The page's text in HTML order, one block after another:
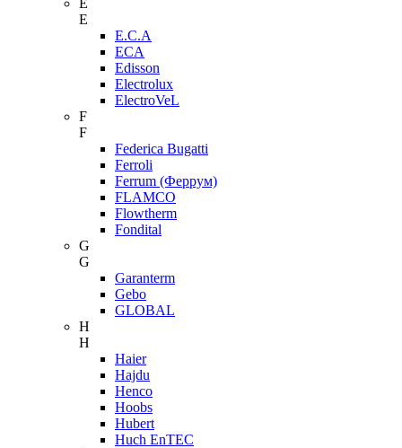
E
E
E.C.A
ECA
Edisson
Electrolux
ElectroVeL
F
F
Federica Bugatti
Ferroli
Ferrum (Феррум)
FLAMCO
Flowtherm
Fondital
G
G
Garanterm
Gebo
GLOBAL
H
H
Haier
Hajdu
Henco
Hoobs
Hubert
Huch EnTEC